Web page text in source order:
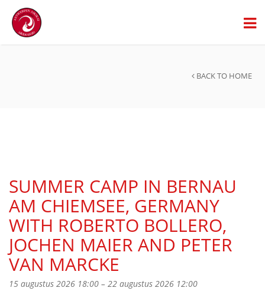
BACK TO HOME
SUMMER CAMP IN BERNAU
AM CHIEMSEE, GERMANY
WITH ROBERTO BOLLERO,
JOCHEN MAIER AND PETER
VAN MARCKE
15 augustus 2026 18:00 – 22 augustus 2026 12:00